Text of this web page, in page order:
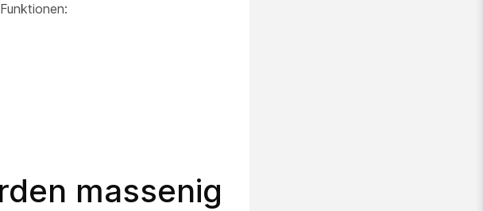
massenig